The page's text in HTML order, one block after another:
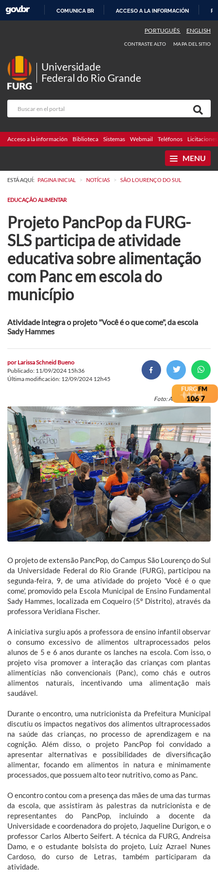
CONTENIDO
COMUNICA BR ACCESO A LA INFORMACIÓN
PORTUGUÊS ENGLISH
CONTRASTE ALTO MAPA DEL SITIO
Universidade
Federal do Rio Grande
Acceso a la información Biblioteca Sistemas Webmail Teléfonos Licitaciones
MENU
ESTÁ AQUÍ: PAGINA INICIAL > NOTÍCIAS > SÃO LOURENÇO DO SUL
EDUCAÇÃO ALIMENTAR
Projeto PancPop da FURG-
SLS participa de atividade
educativa sobre alimentação
com Panc em escola do
município
Atividade integra o projeto "Você é o que come", da escola
Sady Hammes
por Larissa Schneid Bueno
Publicado: 11/09/2024 15h36
Última modificación: 12/09/2024 12h45
Foto: Acervo PancPop
O projeto de extensão PancPop, do Campus São Lourenço do Sul
da Universidade Federal do Rio Grande (FURG), participou na
segunda-feira, 9, de uma atividade do projeto 'Você é o que
come', promovido pela Escola Municipal de Ensino Fundamental
Sady Hammes, localizada em Coqueiro (5º Distrito), através da
professora Veridiana Fischer.
A iniciativa surgiu após a professora de ensino infantil observar
o consumo excessivo de alimentos ultraprocessados pelos
alunos de 5 e 6 anos durante os lanches na escola. Com isso, o
projeto visa promover a interação das crianças com plantas
alimentícias não convencionais (Panc), como chás e outros
alimentos naturais, incentivando uma alimentação mais
saudável.
Durante o encontro, uma nutricionista da Prefeitura Municipal
discutiu os impactos negativos dos alimentos ultraprocessados
na saúde das crianças, no processo de aprendizagem e na
cognição. Além disso, o projeto PancPop foi convidado a
apresentar alternativas e possibilidades de diversificação
alimentar, focando em alimentos in natura e minimamente
processados, que possuem alto teor nutritivo, como as Panc.
O encontro contou com a presença das mães de uma das turmas
da escola, que assistiram às palestras da nutricionista e de
representantes do PancPop, incluindo a docente da
Universidade e coordenadora do projeto, Jaqueline Durigon, e o
professor Carlos Alberto Seifert. A técnica da FURG, Andreisa
Damo, e o estudante bolsista do projeto, Luíz Azrael Nunes
Cardoso, do curso de Letras, também participaram da
atividade.